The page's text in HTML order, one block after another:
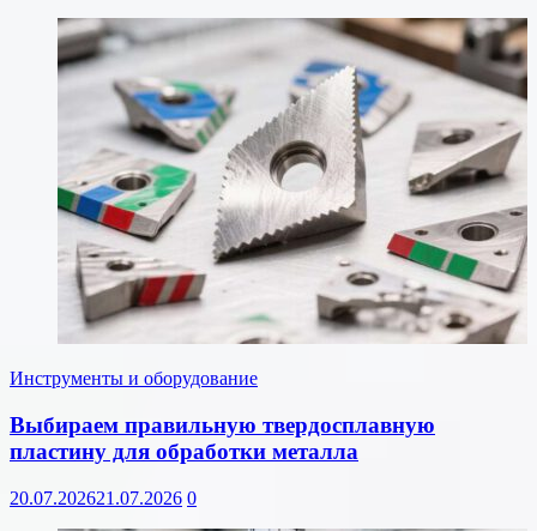
Инструменты и оборудование
Выбираем правильную твердосплавную
пластину для обработки металла
20.07.202621.07.2026 0